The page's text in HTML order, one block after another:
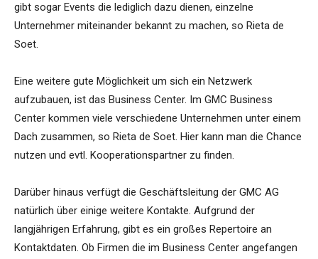
gibt sogar Events die lediglich dazu dienen, einzelne
Unternehmer miteinander bekannt zu machen, so Rieta de
Soet.
Eine weitere gute Möglichkeit um sich ein Netzwerk
aufzubauen, ist das Business Center. Im GMC Business
Center kommen viele verschiedene Unternehmen unter einem
Dach zusammen, so Rieta de Soet. Hier kann man die Chance
nutzen und evtl. Kooperationspartner zu finden.
Darüber hinaus verfügt die Geschäftsleitung der GMC AG
natürlich über einige weitere Kontakte. Aufgrund der
langjährigen Erfahrung, gibt es ein großes Repertoire an
Kontaktdaten. Ob Firmen die im Business Center angefangen